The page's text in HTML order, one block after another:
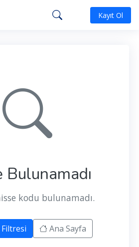
Kayıt Ol
Bulunamadı
kodu bulunamadı.
Ana Sayfa